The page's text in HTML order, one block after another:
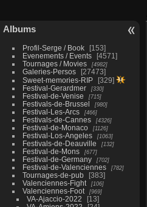
Albums
Profil-Serge / Book
153
Evenements / Events
4571
Tournages / Movies
4982
Galeries-Persos
27473
Sweet-memories-RIP
329
Festival-Gerardmer
330
Festival-de-Venise 715
Festivals-de-Brussel 980
Festival-Les-Arcs 466
Festivals-de-Cannes 4326
Festival-de-Monaco 1126
Festival-Los-Angeles 1063
Festivals-de-Deauville 132
Festival-de-Mons 677
Festival-de-Germany 702
Festival-de-Valenciennes 782
Tournages-de-pub
383
Valenciennes-Fight
106
Valenciennes-Foot 969
VA-Ajaccio-2022
13